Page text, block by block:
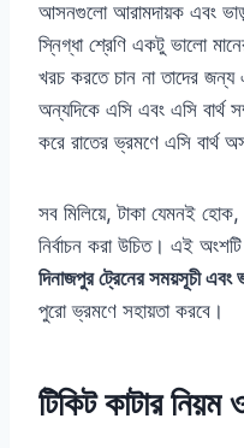
আসনগুলো আরামদায়ক এবং
স্নিগ্ধা শ্রেণি একটু ভালো
খরচ করতে চান না তাদের জন্য
অন্যদিকে এসি এবং এসি বার্থ
করে রাতের ভ্রমণে এসি বার্থ
সব মিলিয়ে, টাকা যেমনই
নির্বাচন করা উচিত। এই
দিনাজপুর ট্রেনের সময়সূচী এবং
পুরো ভ্রমণে সহায়তা করবে।
টিকিট কাটার